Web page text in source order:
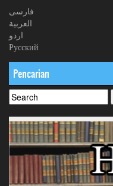
فارسی
العربیة
اردو
Русский
Pencarian